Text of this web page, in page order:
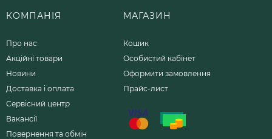
КОМПАНІЯ
Про нас
Акційні товари
Новини
Доставка і оплата
Сервісний центр
Вакансії
Повернення та обмін
МАГАЗИН
Кошик
Особистий кабінет
Оформити замовлення
Прайс-лист